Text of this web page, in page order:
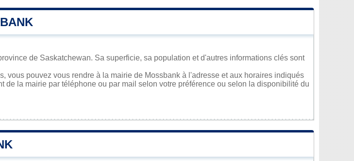
de Saskatchewan. Sa superficie, sa population et d'autres informations clés sont
vous pouvez vous rendre à la mairie de Mossbank à l'adresse et aux horaires indiqués
de la mairie par téléphone ou par mail selon votre préférence ou selon la disponibilité du